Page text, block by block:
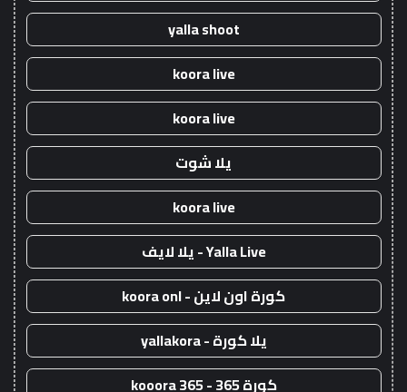
yalla shoot
koora live
koora live
يلا شوت
koora live
Yalla Live - يلا لايف
كورة اون لاين - koora onl
يلا كورة - yallakora
كورة 365 - kooora 365